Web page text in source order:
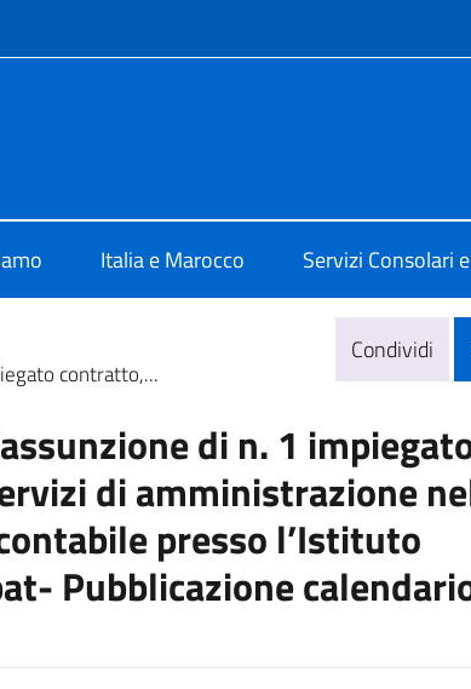
Italia e Marocco Servizi Consolari
contratto,...
Condividi
di n. 1
di amministrazione
presso l’Istituto
Pubblicazione